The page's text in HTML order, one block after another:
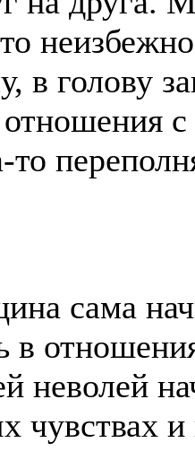
в голову
отношения
то
сама
в
неволей
чувствах